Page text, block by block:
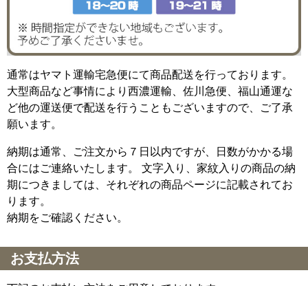
通常はヤマト運輸宅急便にて商品配送を行っております。
大型商品など事情により西濃運輸、佐川急便、福山通運な
ど他の運送便で配送を行うこともございますので、ご了承
願います。
納期は通常、ご注文から７日以内ですが、日数がかかる場
合にはご連絡いたします。 文字入り、家紋入りの商品の納
期につきましては、それぞれの商品ページに記載されてお
ります。
納期をご確認ください。
お支払方法